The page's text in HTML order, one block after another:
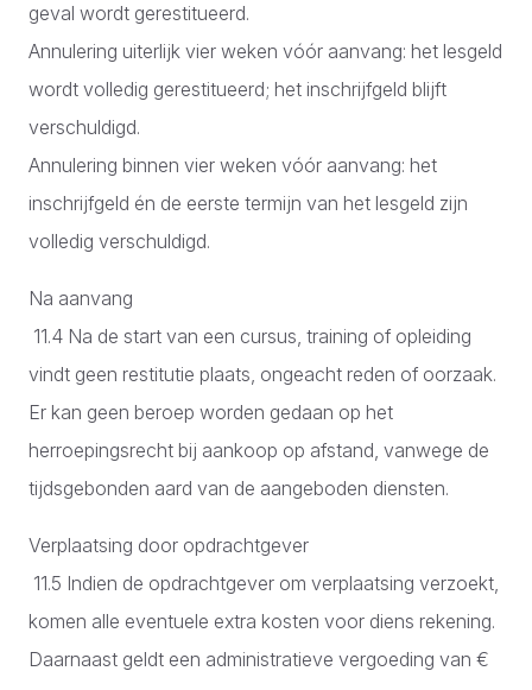
geval wordt gerestitueerd.
Annulering uiterlijk vier weken vóór aanvang: het lesgeld
wordt volledig gerestitueerd; het inschrijfgeld blijft
verschuldigd.
Annulering binnen vier weken vóór aanvang: het
inschrijfgeld én de eerste termijn van het lesgeld zijn
volledig verschuldigd.
Na aanvang
11.4 Na de start van een cursus, training of opleiding
vindt geen restitutie plaats, ongeacht reden of oorzaak.
Er kan geen beroep worden gedaan op het
herroepingsrecht bij aankoop op afstand, vanwege de
tijdsgebonden aard van de aangeboden diensten.
Verplaatsing door opdrachtgever
11.5 Indien de opdrachtgever om verplaatsing verzoekt,
komen alle eventuele extra kosten voor diens rekening.
Daarnaast geldt een administratieve vergoeding van €